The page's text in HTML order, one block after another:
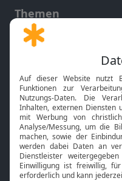
Themen
Gott und Bibel erklärt
Neuigkeiten
Bibel TV